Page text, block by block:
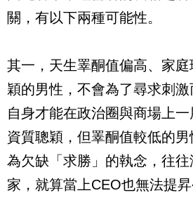
關，有以下兩種可能性。
其一，天生睪酮值偏高、家
穎的男性，不會為了尋求刺
自身才能在政治圈與商場上
資質聰穎，但睪酮值較低的男
為欠缺「求勝」的執念，往
家，就算當上CEO也無法提昇